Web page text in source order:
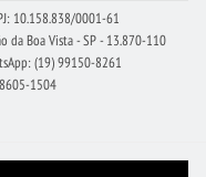
10.158.838/0001-61
da Boa Vista - SP - 13.870-110
(19) 99150-8261
1504